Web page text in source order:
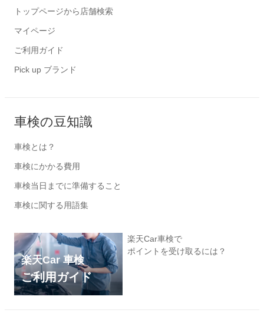
トップページから店舗検索
マイページ
ご利用ガイド
Pick up ブランド
車検の豆知識
車検とは？
車検にかかる費用
車検当日までに準備すること
車検に関する用語集
楽天Car 車検
ご利用ガイド
楽天Car車検で
ポイントを受け取るには？